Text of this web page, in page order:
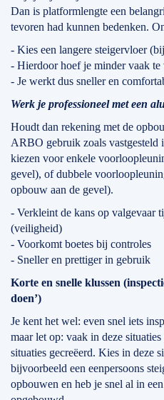
Dan is platformlengte een
tevoren had kunnen bedenken.
- Kies een langere steigervloer
- Hierdoor hoef je minder vaak te
- Je werkt dus sneller en
Werk je professioneel met een
Houdt dan rekening met de
ARBO gebruik zoals vastgesteld
kiezen voor enkele
gevel), of dubbele
opbouw aan de gevel).
- Verkleint de kans op valgevaar
(veiligheid)
- Voorkomt boetes bij controles
- Sneller en prettiger in gebruik
Korte en snelle klussen
doen’)
Je kent het wel: even snel iets
maar let op: vaak in deze
situaties gecreëerd. Kies in deze
bijvoorbeeld een eenpersoons
opbouwen en heb je snel al in